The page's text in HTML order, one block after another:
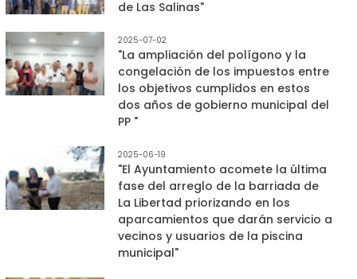
de Las Salinas"
2025-07-02
"La ampliación del polígono y la
congelación de los impuestos entre
los objetivos cumplidos en estos
dos años de gobierno municipal del
PP "
2025-06-19
"El Ayuntamiento acomete la última
fase del arreglo de la barriada de
La Libertad priorizando en los
aparcamientos que darán servicio a
vecinos y usuarios de la piscina
municipal"